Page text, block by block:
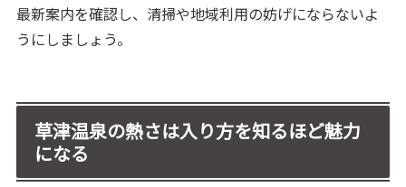
最新案内を確認し、清掃や地域利用の妨げにならないよ
うにしましょう。
草津温泉の熱さは入り方を知るほど魅力
になる